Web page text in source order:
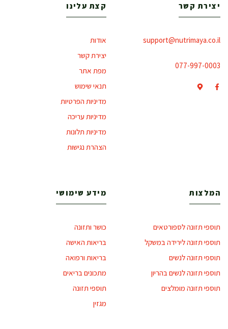
יצירת קשר
support@nutrimaya.co.il
077-997-0003
קצת עלינו
אודות
יצירת קשר
מפת אתר
תנאי שימוש
מדיניות הפרטיות
מדיניות עריכה
מדיניות תלונות
הצהרת נגישות
המלצות
תוספי תזונה לספורטאים
תוספי תזונה לירידה במשקל
תוספי תזונה לנשים
תוספי תזונה לנשים בהריון
תוספי תזונה מומלצים
מידע שימושי
כושר ותזונה
בריאות האישה
בריאות ורפואה
מתכונים בריאים
תוספי תזונה
מגזין